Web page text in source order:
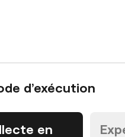
d’exécution
en